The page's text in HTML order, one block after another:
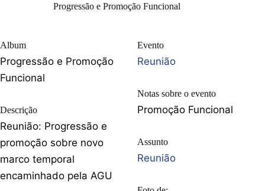
Progressão e Promoção Funcional
Album
Progressão e Promoção
Funcional
Descrição
Reunião: Progressão e
promoção sobre novo
marco temporal
encaminhado pela AGU
Evento
Reunião
Notas sobre o evento
Promoção Funcional
Assunto
Reunião